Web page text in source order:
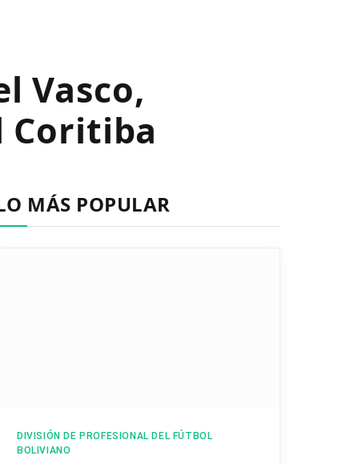
Vasco,
Coritiba
MÁS POPULAR
DIVISIÓN DE PROFESIONAL DEL FÚTBOL
BOLIVIANO